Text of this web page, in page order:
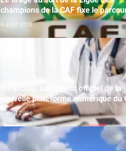
champions de la CAF fixe le
Maghreb de Fès et de la RS
6 août 2026
Médecine: lancement officiel de la
nouvelle plateforme numérique du
6 août 2026